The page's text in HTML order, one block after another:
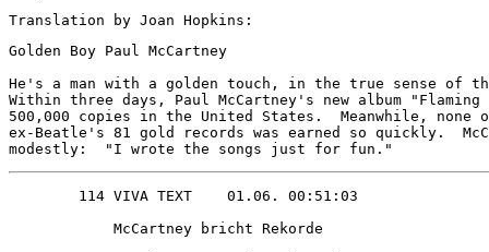
Translation by Joan Hopkins:
Golden Boy Paul McCartney
He's a man with a golden touch, in the true sense of
Within three days, Paul McCartney's new album
500,000 copies in the United States.  Meanwhile,
ex-Beatle's 81 gold records was earned so quickly.
modestly:  "I wrote the songs just for fun."
            McCartney bricht Rekorde